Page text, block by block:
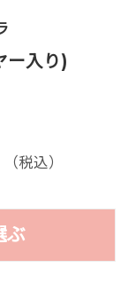
ー入り)
（税込）
ぶ